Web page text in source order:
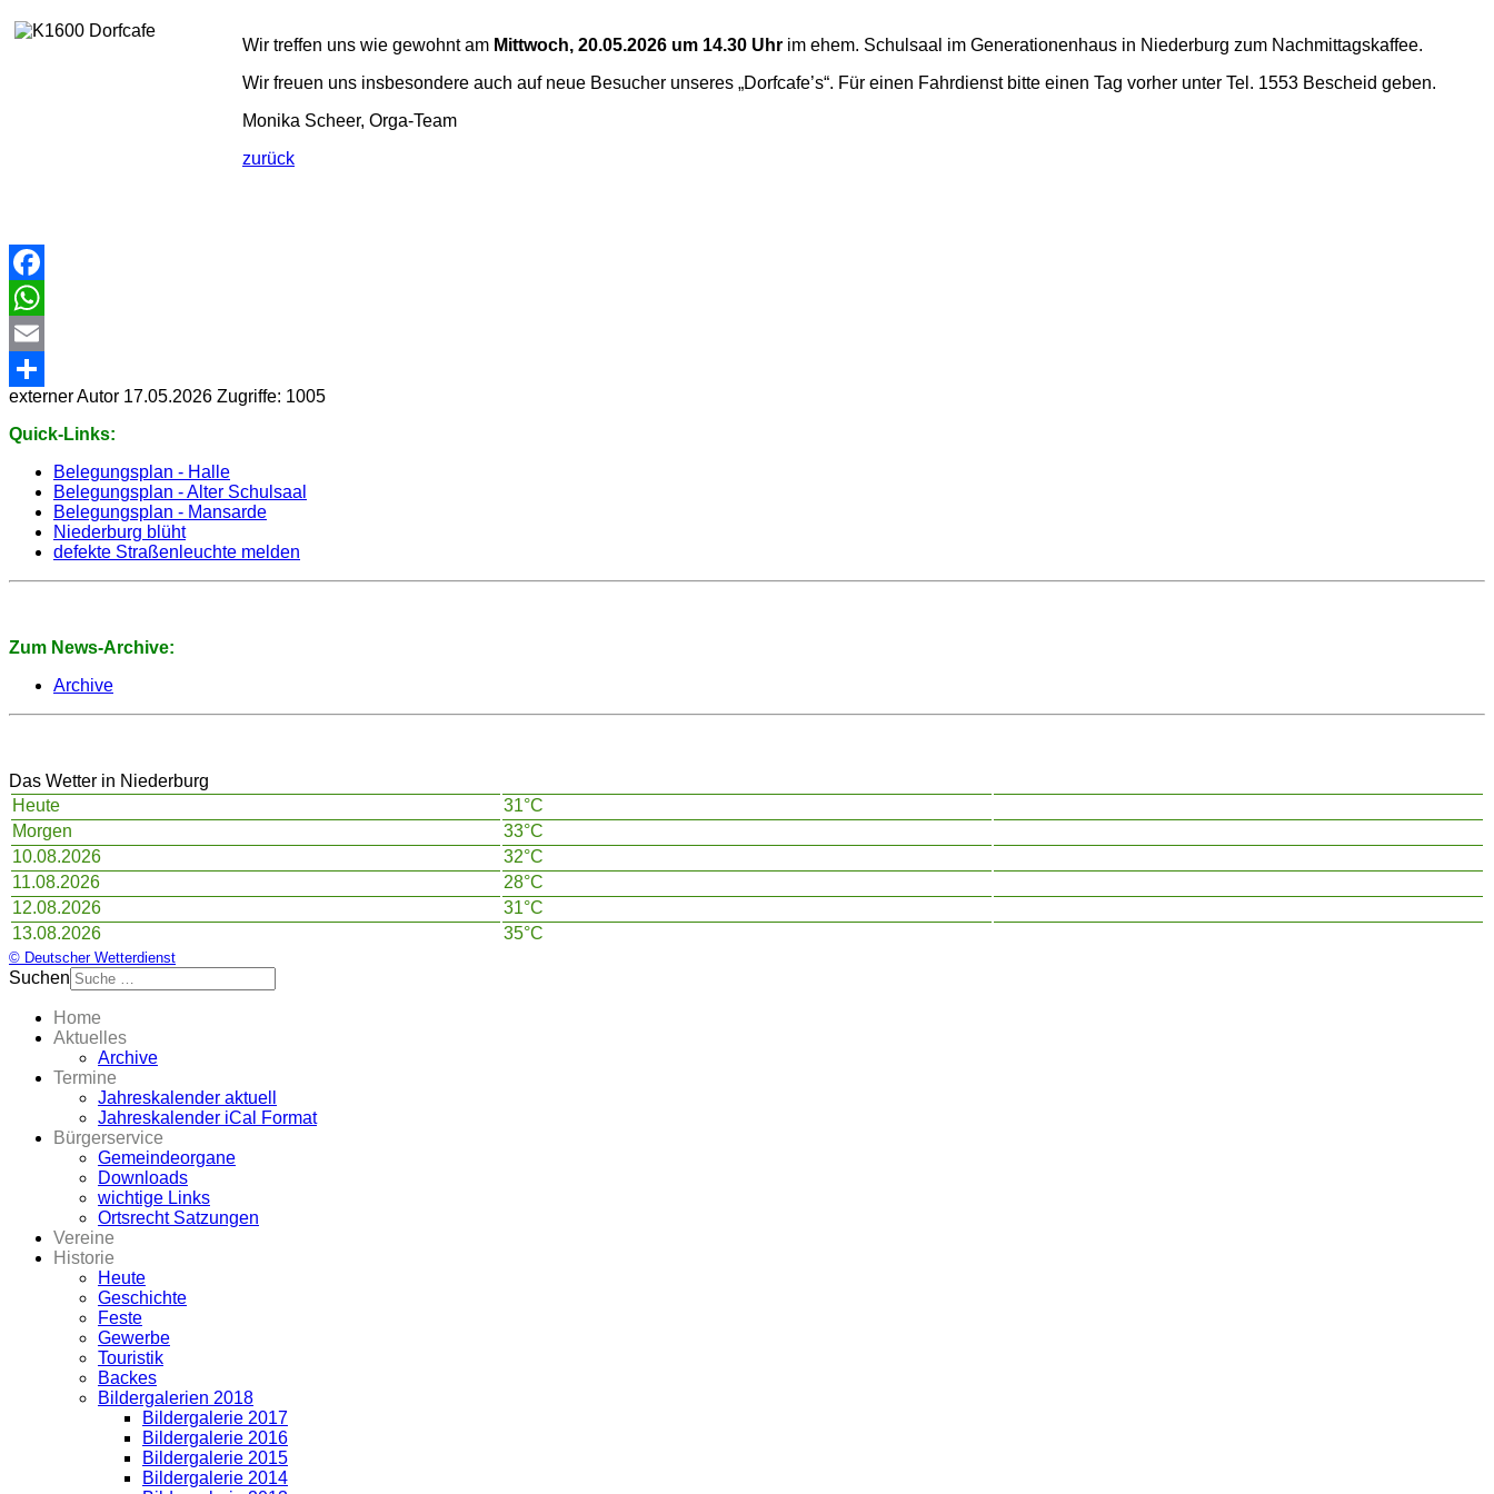
Wir treffen uns wie gewohnt am Mittwoch, 20.05.2026 um 14.30 Uhr im ehem. Schulsaal im Generationenhaus in Niederburg zum Nachmittagskaffee.
Wir freuen uns insbesondere auch auf neue Besucher unseres „Dorfcafe’s“. Für einen Fahrdienst bitte einen Tag vorher unter Tel. 1553 Bescheid geben.
Monika Scheer, Orga-Team
zurück
Facebook
WhatsApp
Email
Share
externer Autor 17.05.2026 Zugriffe: 1005
Quick-Links:
Belegungsplan - Halle
Belegungsplan - Alter Schulsaal
Belegungsplan - Mansarde
Niederburg blüht
defekte Straßenleuchte melden
Zum News-Archive:
Archive
Das Wetter in Niederburg
Heute
31°C
Morgen
33°C
10.08.2026
32°C
11.08.2026
28°C
12.08.2026
31°C
13.08.2026
35°C
© Deutscher Wetterdienst
Suchen
Home
Aktuelles
Archive
Termine
Jahreskalender aktuell
Jahreskalender iCal Format
Bürgerservice
Gemeindeorgane
Downloads
wichtige Links
Ortsrecht Satzungen
Vereine
Historie
Heute
Geschichte
Feste
Gewerbe
Touristik
Backes
Bildergalerien 2018
Bildergalerie 2017
Bildergalerie 2016
Bildergalerie 2015
Bildergalerie 2014